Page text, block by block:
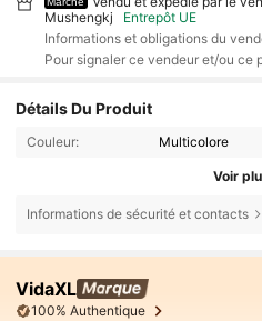
Mushengkj
Entrepôt UE
Informations et obligations du
Pour signaler ce vendeur et/ou ce
Détails Du Produit
Couleur: Multicolore
Voir
Informations de sécurité et contacts
VidaXL
100% Authentique